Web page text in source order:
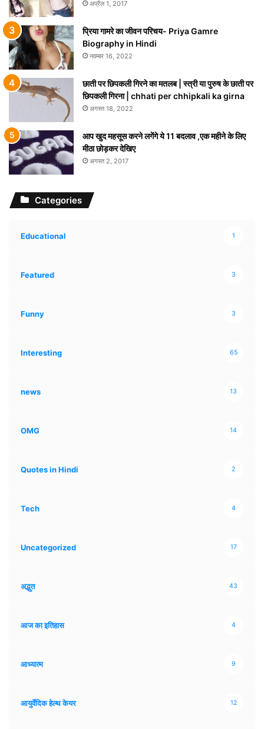
अप्रैल 1, 2017
प्रिया गामरे का जीवन परिचय- Priya Gamre
Biography in Hindi
नवम्बर 16, 2022
छाती पर छिपकली गिरने का मतलब | स्त्री या पुरुष के छाती पर
छिपकली गिरना | chhati per chhipkali ka girna
अगस्त 18, 2022
आप खुद महसूस करने लगेंगे ये 11 बदलाव ,एक महीने के लिए
मीठा छोड़कर देखिए
अगस्त 2, 2017
Categories
Educational 1
Featured 3
Funny 3
Interesting 65
news 13
OMG 14
Quotes in Hindi 2
Tech 4
Uncategorized 17
अद्भुत 43
आज का इतिहास 4
आध्यात्म 9
आयुर्वेदिक हेल्थ केयर 12